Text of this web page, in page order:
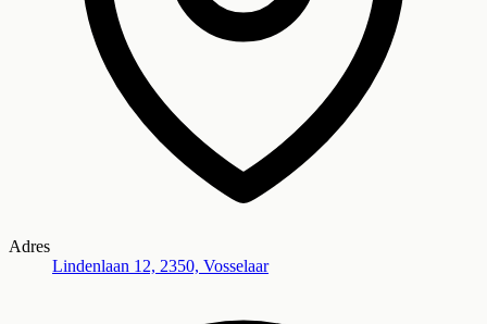
Adres
Lindenlaan 12, 2350, Vosselaar